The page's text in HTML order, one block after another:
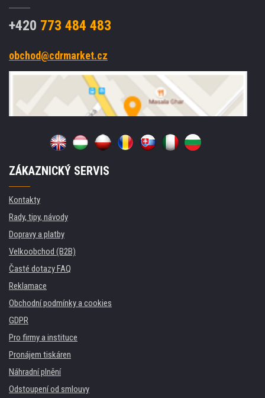
+420 773 484 483
obchod@cdrmarket.cz
ZÁKAZNICKÝ SERVIS
Kontakty
Rady, tipy, návody
Dopravy a platby
Velkoobchod (B2B)
Časté dotazy FAQ
Reklamace
Obchodní podmínky a cookies
GDPR
Pro firmy a instituce
Pronájem tiskáren
Náhradní plnění
Odstoupení od smlouvy